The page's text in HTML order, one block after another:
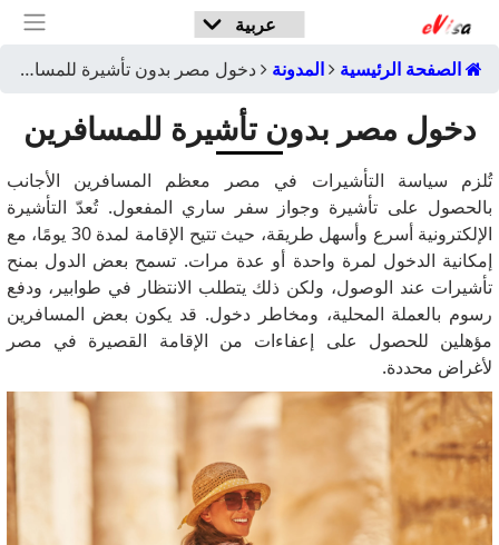
الصفحة الرئيسية المدونة دخول مصر بدون تأشيرة للمسافرين
دخول مصر بدون تأشيرة للمسافرين
تُلزم سياسة التأشيرات في مصر معظم المسافرين الأجانب
بالحصول على تأشيرة وجواز سفر ساري المفعول. تُعدّ التأشيرة
الإلكترونية أسرع وأسهل طريقة، حيث تتيح الإقامة لمدة 30 يومًا، مع
إمكانية الدخول لمرة واحدة أو عدة مرات. تسمح بعض الدول بمنح
تأشيرات عند الوصول، ولكن ذلك يتطلب الانتظار في طوابير، ودفع
رسوم بالعملة المحلية، ومخاطر دخول. قد يكون بعض المسافرين
مؤهلين للحصول على إعفاءات من الإقامة القصيرة في مصر
لأغراض محددة.